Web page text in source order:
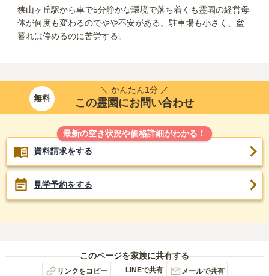
狭山ヶ丘駅から車で5分静かな環境で落ち着くも霊園の経営母
体が何度も変わるのでやや不安がある。駐車場も小さく、盆
暮れは停めるのに苦労する。
無料
＼ かんたん1分 ／
この霊園にお問い合わせ
最新の空き状況や価格詳細がわかる！
資料請求をする
見学予約をする
このページを家族に共有する
リンクをコピー LINEで共有 メールで共有